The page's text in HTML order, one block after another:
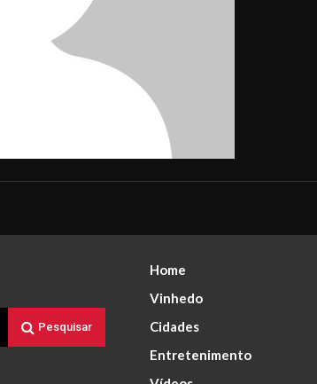
Pesquisar
Home
Vinhedo
Cidades
Entretenimento